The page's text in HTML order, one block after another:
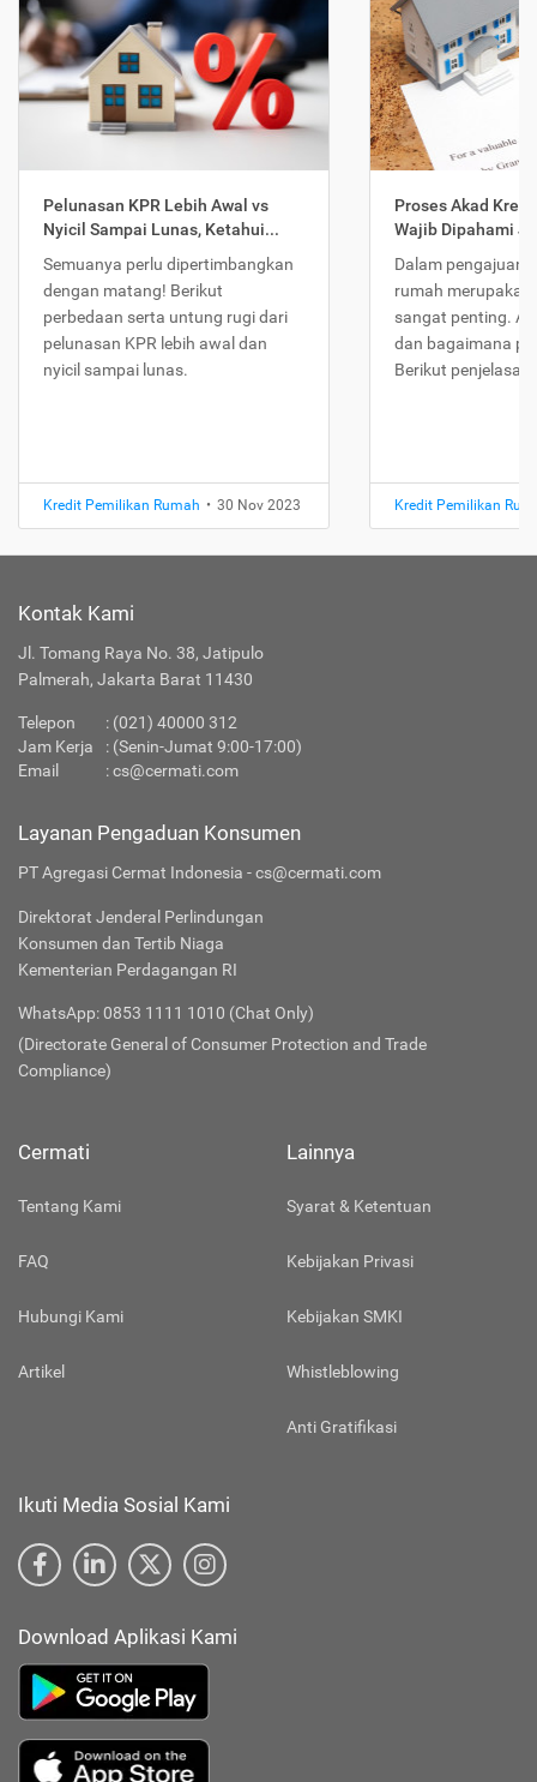
Pelunasan KPR Lebih Awal vs
Nyicil Sampai Lunas, Ketahui...
Semuanya perlu dipertimbangkan
dengan matang! Berikut
perbedaan serta untung rugi dari
pelunasan KPR lebih awal dan
nyicil sampai lunas.
Kredit Pemilikan Rumah • 30 Nov 2023
Proses Akad
Wajib Dipahami
Dalam pengajuan
rumah
sangat penting.
dan bagaimana
Berikut
Kredit Pemilikan
Kontak Kami
Jl. Tomang Raya No. 38, Jatipulo
Palmerah, Jakarta Barat 11430
Telepon : (021) 40000 312
Jam Kerja
: (Senin-Jumat 9:00-17:00)
Email
:cs@cermati.com
Layanan Pengaduan Konsumen
PT Agregasi Cermat Indonesia - cs@cermati.com
Direktorat Jenderal Perlindungan
Konsumen dan Tertib Niaga
Kementerian Perdagangan RI
WhatsApp: 0853 1111 1010 (Chat Only)
(Directorate General of Consumer Protection and Trade
Compliance)
Cermati
Tentang Kami
FAQ
Hubungi Kami
Artikel
Lainnya
Syarat & Ketentuan
Kebijakan Privasi
Kebijakan SMKI
Whistleblowing
Anti Gratifikasi
Ikuti Media Sosial Kami
Download Aplikasi Kami